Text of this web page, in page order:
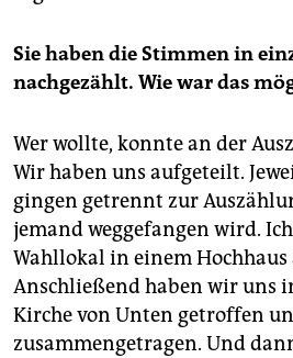
Sie haben die Stimmen in
nachgezählt. Wie war das
Wer wollte, konnte an der
Wir haben uns aufgeteilt.
gingen getrennt zur
jemand weggefangen wird.
Wahllokal in einem
Anschließend haben wir uns
Kirche von Unten getroffen
zusammengetragen. Und